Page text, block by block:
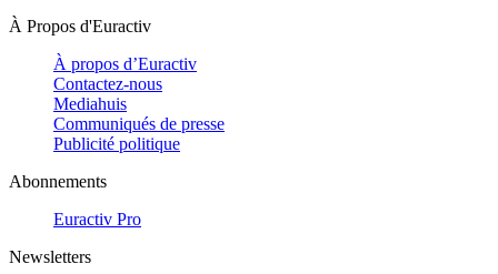
À Propos d'Euractiv
À propos d’Euractiv
Contactez-nous
Mediahuis
Communiqués de presse
Publicité politique
Abonnements
Euractiv Pro
Newsletters